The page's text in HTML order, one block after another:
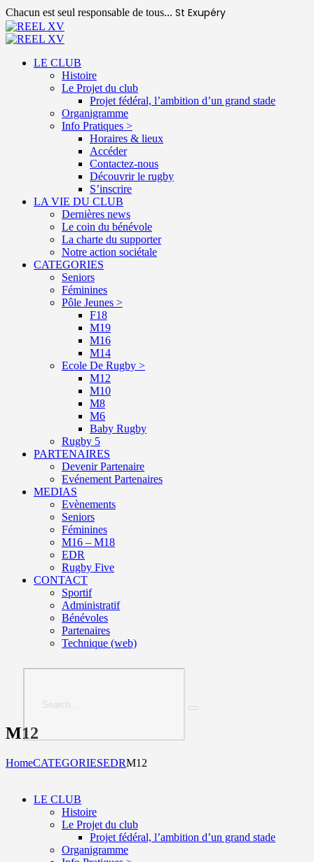
Chacun est seul responsable de tous... St Exupéry
LE CLUB
Histoire
Le Projet du club
Projet fédéral, l’ambition d’un grand stade
Organigramme
Info Pratiques >
Horaires & lieux
Accéder
Contactez-nous
Découvrir le rugby
S’inscrire
LA VIE DU CLUB
Dernières news
Le coin du bénévole
La charte du supporter
Notre action sociétale
CATEGORIES
Seniors
Féminines
Pôle Jeunes >
F18
M19
M16
M14
Ecole De Rugby >
M12
M10
M8
M6
Baby Rugby
Rugby 5
PARTENAIRES
Devenir Partenaire
Evénement Partenaires
MEDIAS
Evènements
Seniors
Féminines
M16 – M18
EDR
Rugby Five
CONTACT
Sportif
Administratif
Bénévoles
Partenaires
Technique (web)
M12
HomeCATEGORIESEDRM12
LE CLUB
Histoire
Le Projet du club
Projet fédéral, l’ambition d’un grand stade
Organigramme